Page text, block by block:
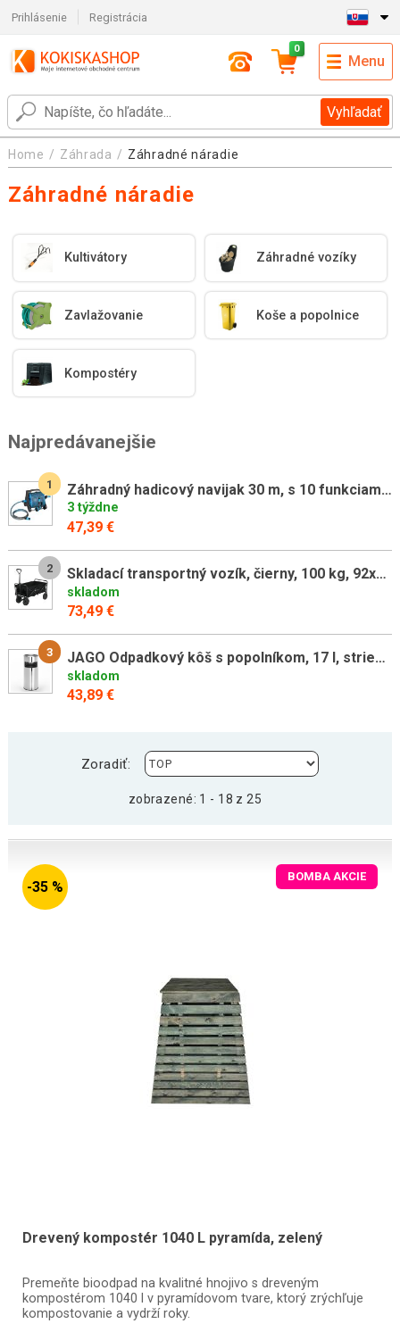
Prihlásenie Registrácia
Vyhľadať
0
Menu
Home Záhrada Záhradné náradie
Záhradné náradie
Kultivátory Záhradné vozíky
Zavlažovanie Koše a popolnice
Kompostéry
Najpredávanejšie
1 Záhradný hadicový navijak 30 m, s 10 funkciami sprchy, modrý
3 týždne
47,39 €
2 Skladací transportný vozík, čierny, 100 kg, 92x53x102 cm
skladom
73,49 €
3 JAGO Odpadkový kôš s popolníkom, 17 l, strieborný
skladom
43,89 €
Zoradiť:
zobrazené: 1 - 18 z 25
-35 %
BOMBA AKCIE
Drevený kompostér 1040 L pyramída, zelený
Premeňte bioodpad na kvalitné hnojivo s dreveným
kompostérom 1040 l v pyramídovom tvare, ktorý zrýchľuje
kompostovanie a vydrží roky.